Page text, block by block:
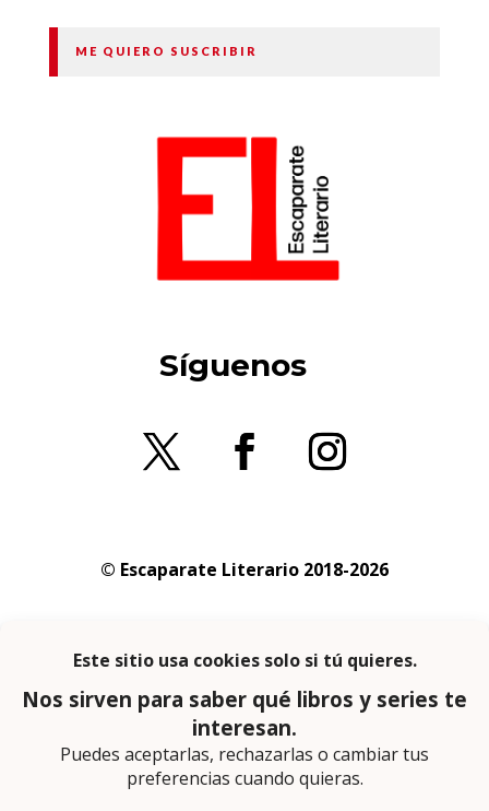
ME QUIERO SUSCRIBIR
Síguenos
© Escaparate Literario 2018-2026
privacidad
En calidad de afiliado de Amazon obtengo
ingresos por las compras adscritas que